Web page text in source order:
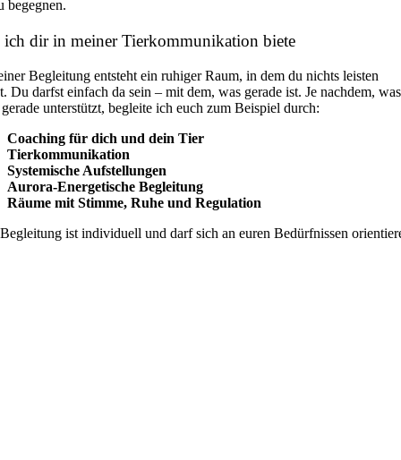
begegnen.
ich dir in meiner Tierkommunikation biete
Begleitung entsteht ein ruhiger Raum, in dem du nichts leisten
Du darfst einfach da sein – mit dem, was gerade ist. Je nachdem, was
unterstützt, begleite ich euch zum Beispiel durch:
Coaching für dich und dein Tier
Tierkommunikation
Systemische Aufstellungen
Aurora-Energetische Begleitung
Räume mit Stimme, Ruhe und Regulation
ist individuell und darf sich an euren Bedürfnissen